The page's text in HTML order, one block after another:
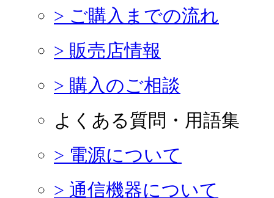
> ご購入までの流れ
> 販売店情報
> 購入のご相談
よくある質問・用語集
> 電源について
> 通信機器について